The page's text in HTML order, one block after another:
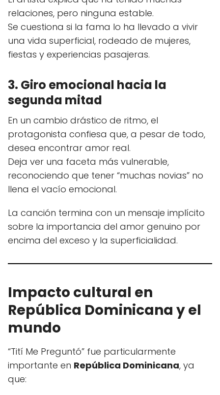
relaciones, pero ninguna estable.
Se cuestiona si la fama lo ha llevado a vivir
una vida superficial, rodeado de mujeres,
fiestas y experiencias pasajeras.
3. Giro emocional hacia la
segunda mitad
En un cambio drástico de ritmo, el
protagonista confiesa que, a pesar de todo,
desea encontrar amor real.
Deja ver una faceta más vulnerable,
reconociendo que tener “muchas novias” no
llena el vacío emocional.
La canción termina con un mensaje implícito
sobre la importancia del amor genuino por
encima del exceso y la superficialidad.
Impacto cultural en
República Dominicana y el
mundo
“Tití Me Preguntó” fue particularmente
importante en República Dominicana, ya
que: